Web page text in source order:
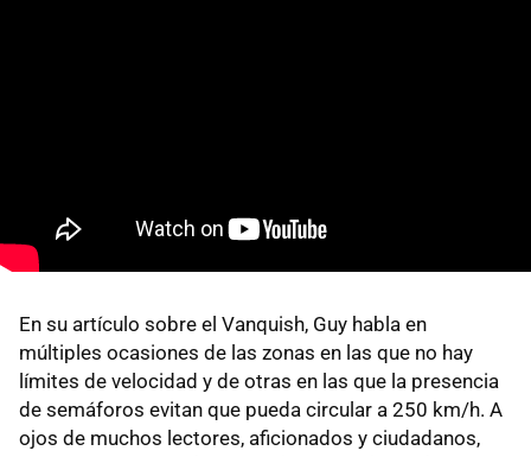
En su artículo sobre el Vanquish, Guy habla en
múltiples ocasiones de las zonas en las que no hay
límites de velocidad y de otras en las que la presencia
de semáforos evitan que pueda circular a 250 km/h. A
ojos de muchos lectores, aficionados y ciudadanos,